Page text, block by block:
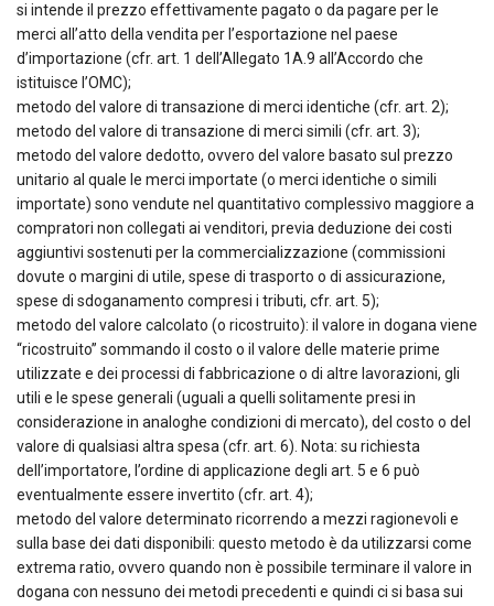
si intende il prezzo effettivamente pagato o da pagare per le
merci all’atto della vendita per l’esportazione nel paese
d’importazione (cfr. art. 1 dell’Allegato 1A.9 all’Accordo che
istituisce l’OMC);
metodo del valore di transazione di merci identiche (cfr. art. 2);
metodo del valore di transazione di merci simili (cfr. art. 3);
metodo del valore dedotto, ovvero del valore basato sul prezzo
unitario al quale le merci importate (o merci identiche o simili
importate) sono vendute nel quantitativo complessivo maggiore a
compratori non collegati ai venditori, previa deduzione dei costi
aggiuntivi sostenuti per la commercializzazione (commissioni
dovute o margini di utile, spese di trasporto o di assicurazione,
spese di sdoganamento compresi i tributi, cfr. art. 5);
metodo del valore calcolato (o ricostruito): il valore in dogana viene
“ricostruito” sommando il costo o il valore delle materie prime
utilizzate e dei processi di fabbricazione o di altre lavorazioni, gli
utili e le spese generali (uguali a quelli solitamente presi in
considerazione in analoghe condizioni di mercato), del costo o del
valore di qualsiasi altra spesa (cfr. art. 6). Nota: su richiesta
dell’importatore, l’ordine di applicazione degli art. 5 e 6 può
eventualmente essere invertito (cfr. art. 4);
metodo del valore determinato ricorrendo a mezzi ragionevoli e
sulla base dei dati disponibili: questo metodo è da utilizzarsi come
extrema ratio, ovvero quando non è possibile terminare il valore in
dogana con nessuno dei metodi precedenti e quindi ci si basa sui